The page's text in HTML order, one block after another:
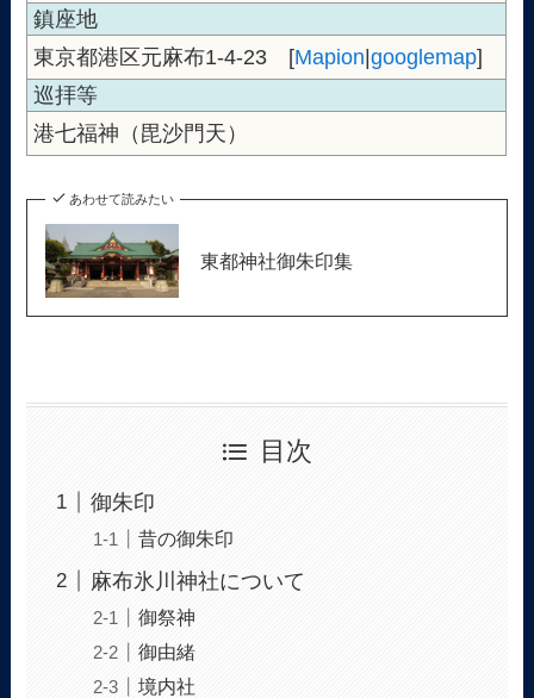
鎮座地
東京都港区元麻布1-4-23 [Mapion|googlemap]
巡拝等
港七福神（毘沙門天）
あわせて読みたい
東都神社御朱印集
目次
御朱印
昔の御朱印
麻布氷川神社について
御祭神
御由緒
境内社